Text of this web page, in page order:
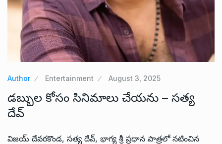
Author Entertainment August 3, 2025
డబ్బుల కోసం సినిమాలు చేయను – సత్య
దేవ్
విజయ్ దేవరకొండ, సత్య దేవ్, భాగ్య శ్రీ ప్రధాన పాత్రలో నటించిన